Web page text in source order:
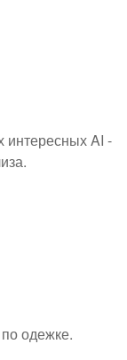
интересных AI -
одежке.